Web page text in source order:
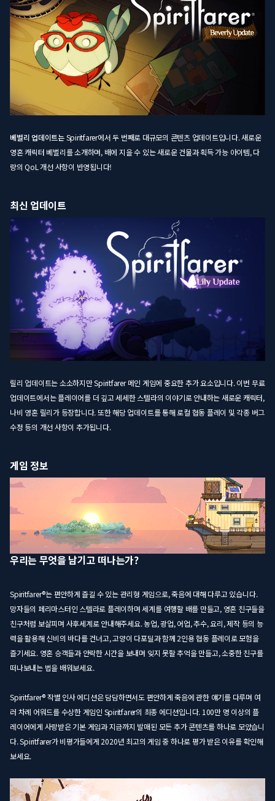
베벌리 업데이트는Spiritfarer에서 두 번째로 대규모의 콘텐츠 업데이트입니다. 새로운
영혼 캐릭터 베벌리를 소개하며, 배에 지을 수 있는 새로운 건물과 획득 가능 아이템, 다
량의 QoL 개선 사항이 반영됩니다!
최신 업데이트
릴리 업데이트는 소소하지만 Spiritfarer 메인 게임에 중요한 추가 요소입니다. 이번 무료
업데이트에서는 플레이어를 더 깊고 세세한 스텔라의 이야기로 안내하는 새로운 캐릭터,
나비 영혼 릴리가 등장합니다. 또한 해당 업데이트를 통해 로컬 협동 플레이 및 각종 버그
수정 등의 개선 사항이 추가됩니다.
게임 정보
우리는 무엇을 남기고 떠나는가?
Spiritfarer®는 편안하게 즐길 수 있는 관리형 게임으로, 죽음에 대해 다루고 있습니다.
망자들의 페리마스터인 스텔라로 플레이하며 세계를 여행할 배를 만들고, 영혼 친구들을
친구처럼 보살피며 사후세계로 안내해주세요. 농업, 광업, 어업, 추수, 요리, 제작 등의 능
력을 활용해 신비의 바다를 건너고, 고양이 다포딜과 함께 2인용 협동 플레이로 모험을
즐기세요. 영혼 승객들과 안락한 시간을 보내며 잊지 못할 추억을 만들고, 소중한 친구를
떠나보내는 법을 배워보세요.
Spiritfarer® 작별 인사 에디션은 담담하면서도 편안하게 죽음에 관한 얘기를 다루며 여
러 차례 어워드를 수상한 게임인 Spiritfarer의 최종 에디션입니다. 100만 명 이상의 플
레이어에게 사랑받은 기본 게임과 지금까지 발매된 모든 추가 콘텐츠를 하나로 모았습니
다. Spiritfarer가 비평가들에게 2020년 최고의 게임 중 하나로 평가 받은 이유를 확인해
보세요.